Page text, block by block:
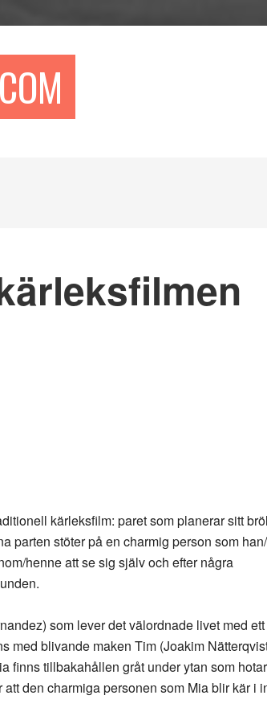
kärleksfilm: paret som planerar sitt
parten stöter på en charmig person som
henne att se sig själv och efter några
som lever det välordnade livet med
med blivande maken Tim (Joakim
finns tillbakahållen gråt under ytan som
den charmiga personen som Mia blir kär i